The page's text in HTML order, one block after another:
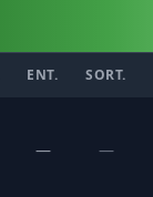
ENT. SORT.
— —